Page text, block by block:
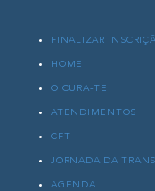
FINALIZAR
HOME
O CURA-TE
ATENDIMENTOS
CFT
JORNADA DA
AGENDA